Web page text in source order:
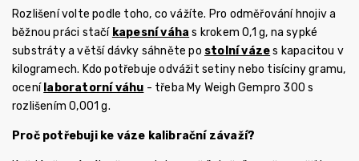
Rozlišení volte podle toho, co vážíte. Pro odměřování hnojiv a
běžnou práci stačí kapesní váha s krokem 0,1 g, na sypké
substráty a větší dávky sáhněte po stolní vázes kapacitou v
kilogramech. Kdo potřebuje odvážit setiny nebo tisíciny gramu,
ocení laboratorní váhu - třeba My Weigh Gempro 300 s
rozlišením 0,001 g.
Proč potřebuji ke váze kalibrační závaží?